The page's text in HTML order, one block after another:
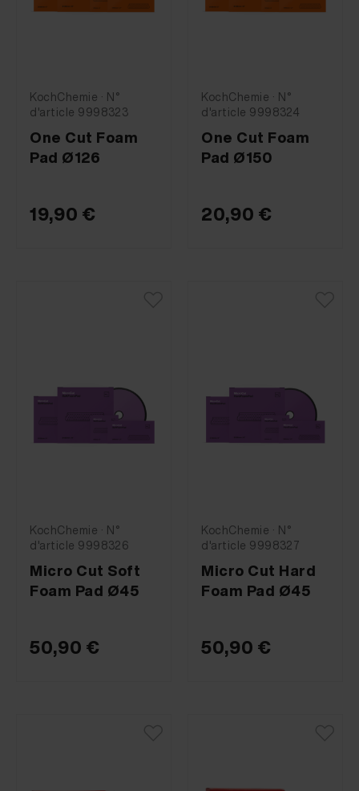
KochChemie · N°
d'article 9998323
One Cut Foam
Pad Ø126
19,90 €
KochChemie · N°
d'article 9998324
One Cut Foam
Pad Ø150
20,90 €
KochChemie · N°
d'article 9998326
Micro Cut Soft
Foam Pad Ø45
50,90 €
KochChemie · N°
d'article 9998327
Micro Cut Hard
Foam Pad Ø45
50,90 €